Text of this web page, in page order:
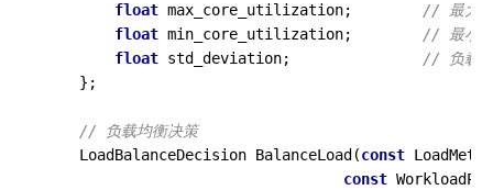
float max_core_utilization; // 最大核
float min_core_utilization; // 最小核
float std_deviation; // 负载
    };
// 负载均衡决策
LoadBalanceDecision BalanceLoad (const
const